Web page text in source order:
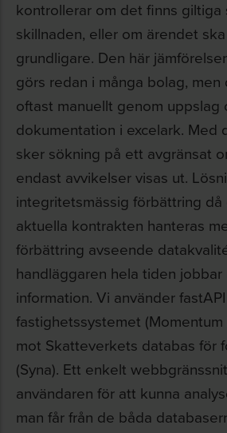
kontrollerar om det finns giltiga
skillnaden, eller om ärendet
grundligare. Den här
görs redan i många bolag,
oftast manuellt genom uppslag
dokumentation i excelark. Med
sker sökning på ett avgränsat
endast avvikelser visas ut.
integritetsmässig förbättring
aktuella kontrakten hanteras
förbättring avseende
handläggaren hela tiden
information. Vi använder
fastighetssystemet
mot Skatteverkets databas för
(Syna). Ett enkelt
användaren för att kunna
man får från de båda